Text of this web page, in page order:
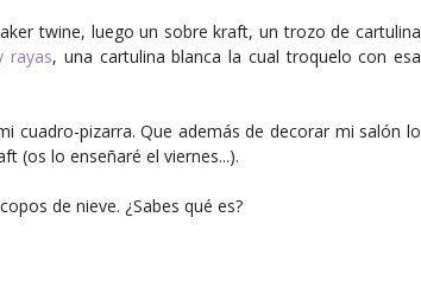
twine, luego un sobre kraft, un trozo de cartulina
rayas, una cartulina blanca la cual troquelo con esa
cuadro-pizarra. Que además de decorar mi salón lo
(os lo enseñaré el viernes...).
de nieve. ¿Sabes qué es?